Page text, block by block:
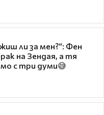
ли за мен?“: Фен
на Зендая, а тя
с три думи😅